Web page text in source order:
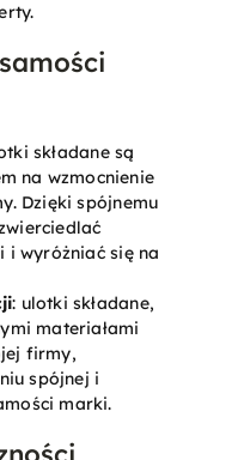
składane są
na wzmocnienie
Dzięki spójnemu
i wyróżniać się na
: ulotki składane,
materiałami
firmy,
spójnej i
marki.